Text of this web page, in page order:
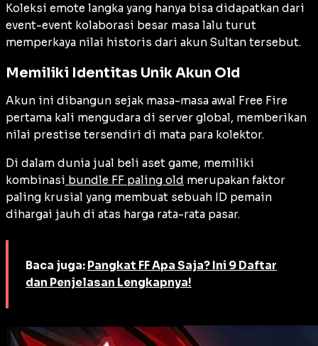
Koleksi emote langka yang hanya bisa didapatkan dari
event-event kolaborasi besar masa lalu turut
memperkaya nilai historis dari akun Sultan tersebut.
Memiliki Identitas Unik Akun Old
Akun ini dibangun sejak masa-masa awal Free Fire
pertama kali mengudara di server global, memberikan
nilai prestise tersendiri di mata para kolektor.
Di dalam dunia jual beli aset game, memiliki
kombinasi bundle FF paling old merupakan faktor
paling krusial yang membuat sebuah ID pemain
dihargai jauh di atas harga rata-rata pasar.
Baca juga: Pangkat FF Apa Saja? Ini 9 Daftar
dan Penjelasan Lengkapnya!